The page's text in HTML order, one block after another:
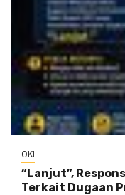
OKI
“Lanjut”,
Terkait Dugaan